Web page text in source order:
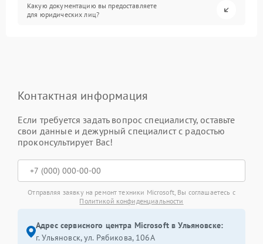
Какую документацию вы предоставляете
для юридических лиц?
Контактная информация
Если требуется задать вопрос специалисту, оставьте
свои данные и дежурный специалист с радостью
проконсультирует Вас!
Отправляя заявку на ремонт техники Microsoft, Вы соглашаетесь с
Политикой конфиденциальности
Адрес сервисного центра Microsoft в Ульяновске:
г. Ульяновск, ул. Рябикова, 106А